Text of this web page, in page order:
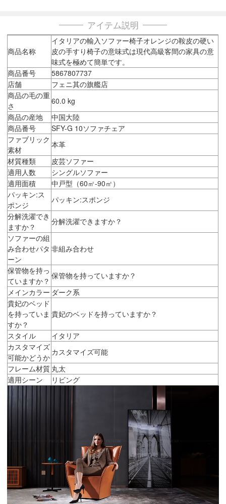
アイテム説明
商品名称
イタリアの輸入ソファー椅子オレンジの鞍皮の硬い
皮の手すり椅子の意味式は現代高級客間の家具の意
味式を極めて簡単です。
商品番号
5867807737
店舗
フェニ其の旗艦店
商品の毛の重
さ
60.0 kg
商品の産地
中国大陸
商品番号
SFY-G 10ソファチェア
ファブリック
素材
本革
材質種類
皮芸ソファー
適用人数
シングルソファー
適用面積
中戸型（60㎡-90㎡）
パッキン:ス
ポンジ
パッキン:スポンジ
分解洗濯でき
ますか？
分解洗濯できますか？
ソファーの組
み合わせパタ
ーン
非組み合わせ
保管物を持っ
ていますか？
保管物を持っていますか？
メインカラー ダーク系
貴妃のベッド
を持っていま
すか？
貴妃のベッドを持っていますか？
スタイル
イタリア
カスタマイズ
可能かどうか
カスタマイズ可能
フレーム材質 丸太
適用シーン
リビング